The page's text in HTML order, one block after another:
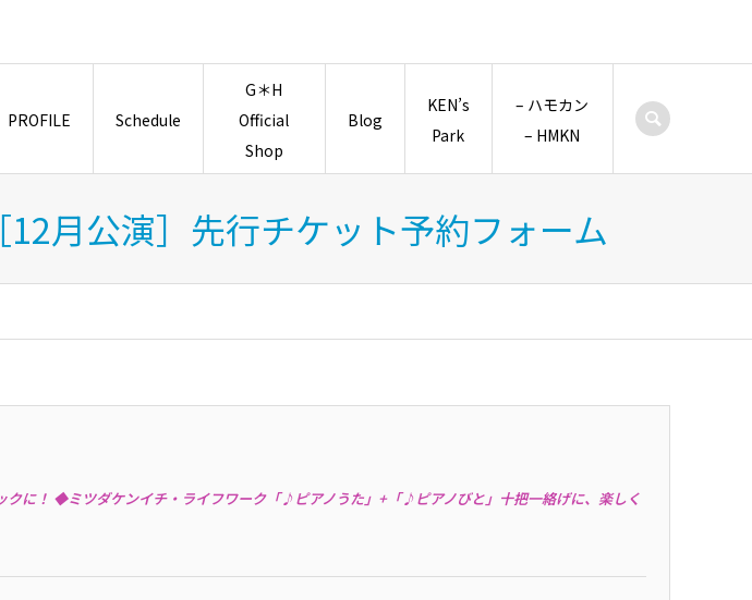
PROFILE Schedule
G＊H
Official
Shop
Blog
KEN’s
Park
– ハモカン
– HMKN
月公演］先行チケット予約フォーム
に！ ◆ミツダケンイチ・ライフワーク「♪ピアノうた」+「♪ピアノびと」十把一絡げに、楽しく